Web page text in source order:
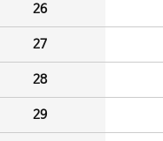
26
27
28
29